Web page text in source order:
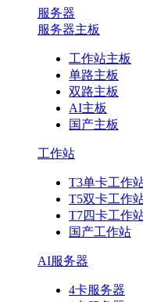
服务器
服务器主板
工作站主板
单路主板
双路主板
AI主板
国产主板
工作站
T3单卡工作
T5双卡工作
T7四卡工作
国产工作站
AI服务器
4卡服务器